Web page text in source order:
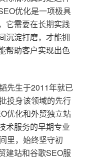
优化是一项极具
它需要在长期实践
沉淀打磨，才能拥
帮助客户实现出色
先生于2011年就已
投身该领域的先行
优化和外贸独立站
术服务的早期专业
里，始终坚守初
建站和谷歌SEO服